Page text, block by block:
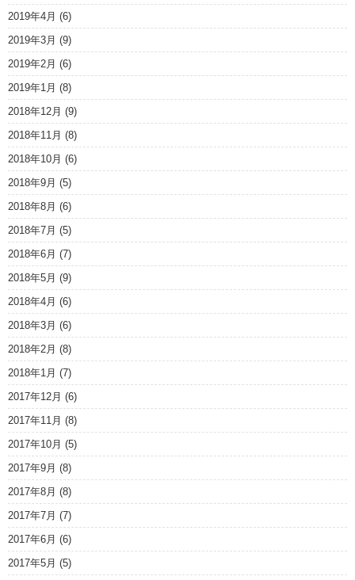
2019年4月 (6)
2019年3月 (9)
2019年2月 (6)
2019年1月 (8)
2018年12月 (9)
2018年11月 (8)
2018年10月 (6)
2018年9月 (5)
2018年8月 (6)
2018年7月 (5)
2018年6月 (7)
2018年5月 (9)
2018年4月 (6)
2018年3月 (6)
2018年2月 (8)
2018年1月 (7)
2017年12月 (6)
2017年11月 (8)
2017年10月 (5)
2017年9月 (8)
2017年8月 (8)
2017年7月 (7)
2017年6月 (6)
2017年5月 (5)